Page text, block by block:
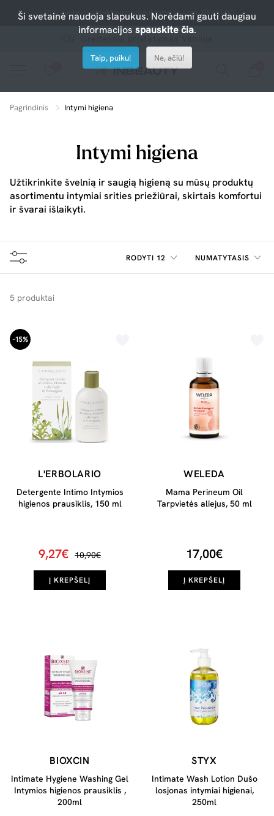
-10% nuolaida atrinktiems produktams su kodu PERKU10
Greitesnis pristatymas Vilniuje
Pagrindinis Intymi higiena
Intymi higiena
Užtikrinkite švelnią ir saugią higieną su mūsų produktų
asortimentu intymiai srities priežiūrai, skirtais komfortui
ir švarai išlaikyti.
RODYTI 12 NUMATYTASIS
5 produktai
-15%
L'ERBOLARIO
Detergente Intimo Intymios
higienos prausiklis, 150 ml
9,27€ 10,90€
Į KREPŠELĮ
WELEDA
Mama Perineum Oil
Tarpvietės aliejus, 50 ml
17,00€
Į KREPŠELĮ
BIOXCIN
Intimate Hygiene Washing Gel
Intymios higienos prausiklis ,
200ml
STYX
Intimate Wash Lotion Dušo
losjonas intymiai higienai,
250ml
Ši svetainė naudoja slapukus. Norėdami gauti daugiau
informacijos spauskite čia.
Taip, puiku! Ne, ačiū!